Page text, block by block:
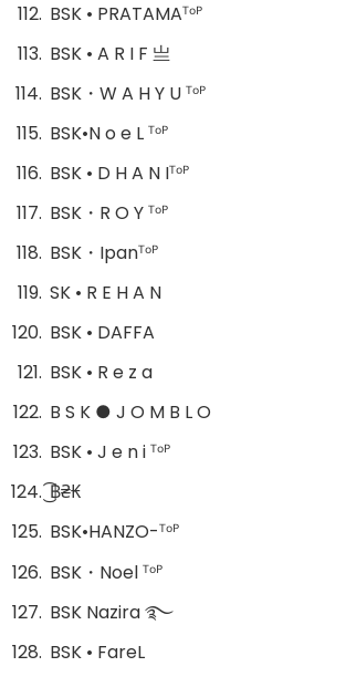
BSK • PRATAMAᵀᵒᴾ
BSK • A R I F 亗
BSK・W A H Y U ᵀᵒᴾ
BSK•N o e L ᵀᵒᴾ
BSK • D H A N Iᵀᵒᴾ
BSK・R O Y ᵀᵒᴾ
BSK・Ipanᵀᵒᴾ
SK • R E H A N
BSK • DAFFA
BSK • R e z a
B S K ● J O M B L O
BSK • J e n i ᵀᵒᴾ
͜͡฿₴₭
BSK•HANZO-ᵀᵒᴾ
BSK・Noel ᵀᵒᴾ
BSK Nazira ࿐
BSK • FareL